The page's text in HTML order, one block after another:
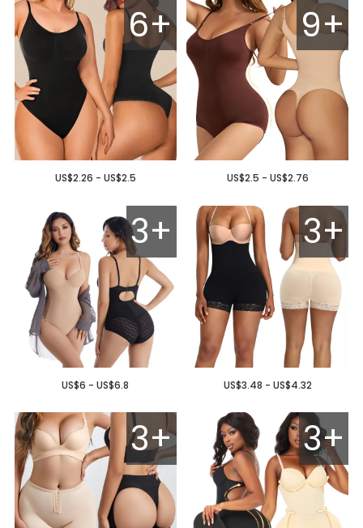
6+
US$2.26 - US$2.5
9+
US$2.5 - US$2.76
3+
US$6 - US$6.8
3+
US$3.48 - US$4.32
3+ 3+